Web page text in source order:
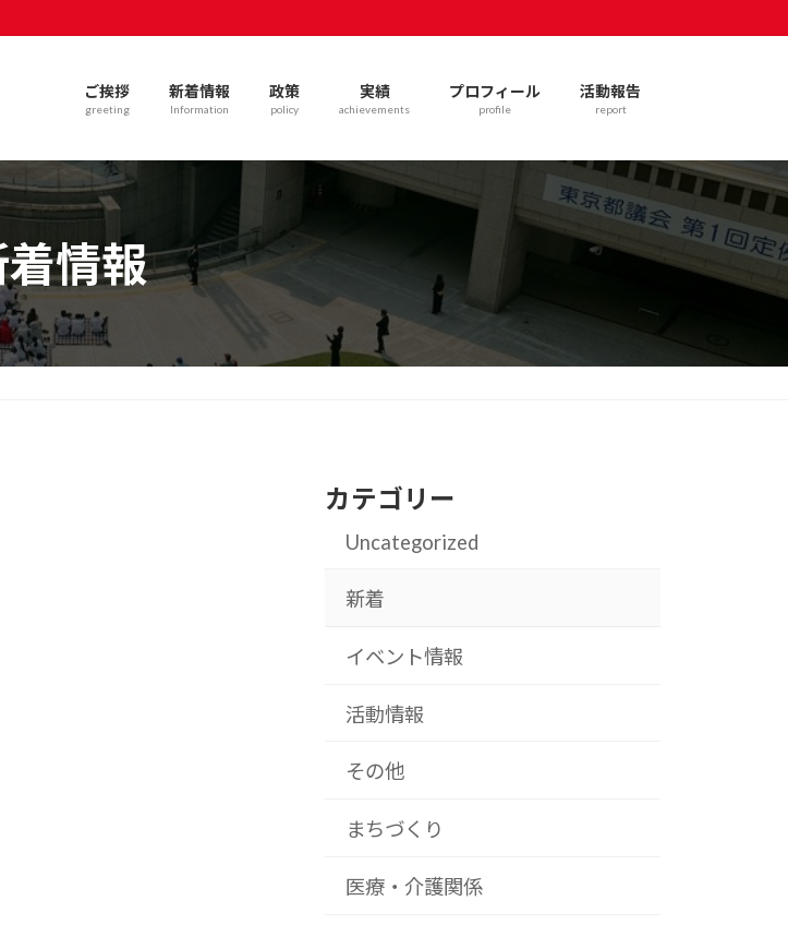
ご挨拶
greeting
新着情報
Information
政策
policy
実績
achievements
プロフィール
profile
活動報告
report
情報
カテゴリー
Uncategorized
新着
イベント情報
活動情報
その他
まちづくり
医療・介護関係